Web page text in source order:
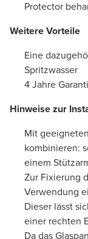
Protector
Weitere Vorteile
Eine
Spritzwasser
4 Jahre
Hinweise zur
Mit
kombinieren:
einem
Zur Fixierung
Verwendung
Dieser lässt
einer rechten
Da das